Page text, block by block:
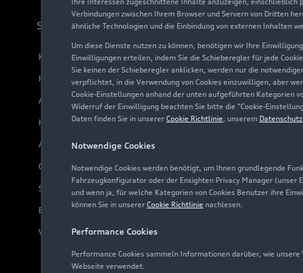
Verbindungen zwischen Ihrem Browser und Servern von Dritten
ähnliche Technologien und die Einbindung von externen Inhalten
Um diese Dienste nutzen zu können, benötigen wir Ihre
Einwilligungen erteilen, indem Sie die Schieberegler für jede
Sie keinen der Schieberegler anklicken, werden nur die
verpflichtet, in die Verwendung von Cookies einzuwilligen, aber
Cookie-Einstellungen anhand der unten aufgeführten Kategorien
Widerruf der Einwilligung beachten Sie bitte die "Cookie-
Daten finden Sie in unsererCookie Richtlinie, unserem
Notwendige Cookies
Notwendige Cookies werden benötigt, um Ihnen grundlegende
Fahrzeugkonfigurator oder der Ensighten Privacy Manager
und wenn ja, für welche Kategorien von Cookies Benutzer ihre
können Sie in unsererCookie Richtlinie nachlesen.
Performance Cookies
Performance Cookies sammeln Informationen darüber, wie
Webseite verwendet.
Support
Kundenservice
Händlersuche
Audi Code
Häufige Fragen (FAQ)
Audi Online Beratung
Online-Terminvereinbarung
Servicekontakt
Bordbuch & Bedienungsanleitungen
Verträge kündigen